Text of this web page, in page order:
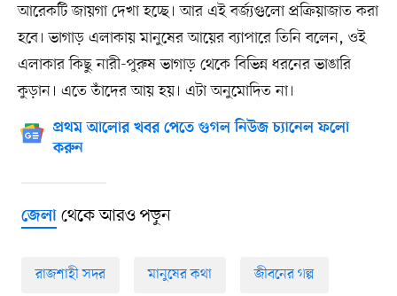
আরেকটি জায়গা দেখা হচ্ছে। আর এই বর্জ্যগুলো প্রক্রিয়াজাত করা
হবে। ভাগাড় এলাকায় মানুষের আয়ের ব্যাপারে তিনি বলেন, ওই
এলাকার কিছু নারী-পুরুষ ভাগাড় থেকে বিভিন্ন ধরনের ভাঙারি
কুড়ান। এতে তাঁদের আয় হয়। এটা অনুমোদিত না।
প্রথম আলোর খবর পেতে গুগল নিউজ চ্যানেল ফলো
করুন
জেলাথেকে আরও পড়ুন
রাজশাহী সদর মানুষের কথা জীবনের গল্প